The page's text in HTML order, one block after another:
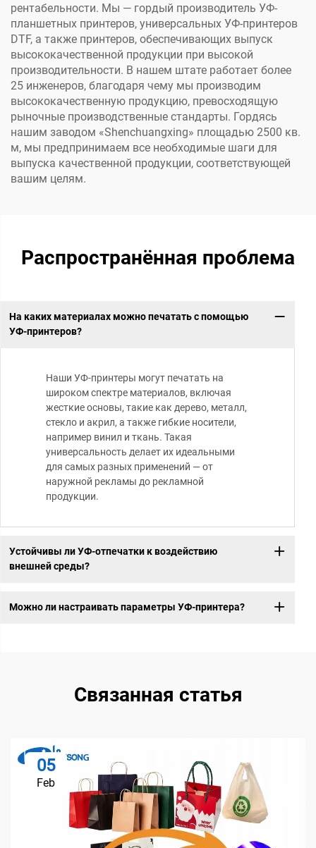
рентабельности. Мы — гордый производитель УФ-
планшетных принтеров, универсальных УФ-принтеров
DTF, а также принтеров, обеспечивающих выпуск
высококачественной продукции при высокой
производительности. В нашем штате работает более
25 инженеров, благодаря чему мы производим
высококачественную продукцию, превосходящую
рыночные производственные стандарты. Гордясь
нашим заводом «Shenchuangxing» площадью 2500 кв.
м, мы предпринимаем все необходимые шаги для
выпуска качественной продукции, соответствующей
вашим целям.
Распространённая проблема
На каких материалах можно печатать с помощью
УФ-принтеров?
Наши УФ-принтеры могут печатать на
широком спектре материалов, включая
жесткие основы, такие как дерево, металл,
стекло и акрил, а также гибкие носители,
например винил и ткань. Такая
универсальность делает их идеальными
для самых разных применений — от
наружной рекламы до рекламной
продукции.
Устойчивы ли УФ-отпечатки к воздействию
внешней среды?
Можно ли настраивать параметры УФ-принтера?
Связанная статья
05
Feb